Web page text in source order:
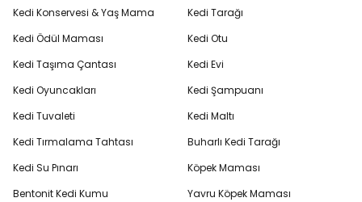
Kedi Konservesi & Yaş Mama
Kedi Ödül Maması
Kedi Taşıma Çantası
Kedi Oyuncakları
Kedi Tuvaleti
Kedi Tırmalama Tahtası
Kedi Su Pınarı
Bentonit Kedi Kumu
Kedi Tarağı
Kedi Otu
Kedi Evi
Kedi Şampuanı
Kedi Maltı
Buharlı Kedi Tarağı
Köpek Maması
Yavru Köpek Maması